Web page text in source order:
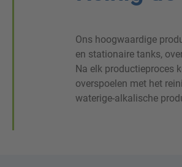
Ons hoogwaardige
en stationaire tanks,
Na elk productieproces
overspoelen met het
waterige-alkalische
oplosmiddelen worden
ook eenvoudiger
om op te slaan, te
hoogkokende